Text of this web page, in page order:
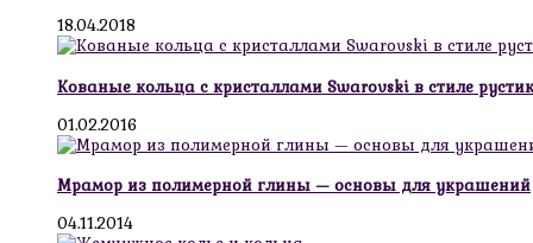
18.04.2018
Кованые кольца с кристаллами Swarovski в стиле рустик
01.02.2016
Мрамор из полимерной глины — основы для украшений
04.11.2014